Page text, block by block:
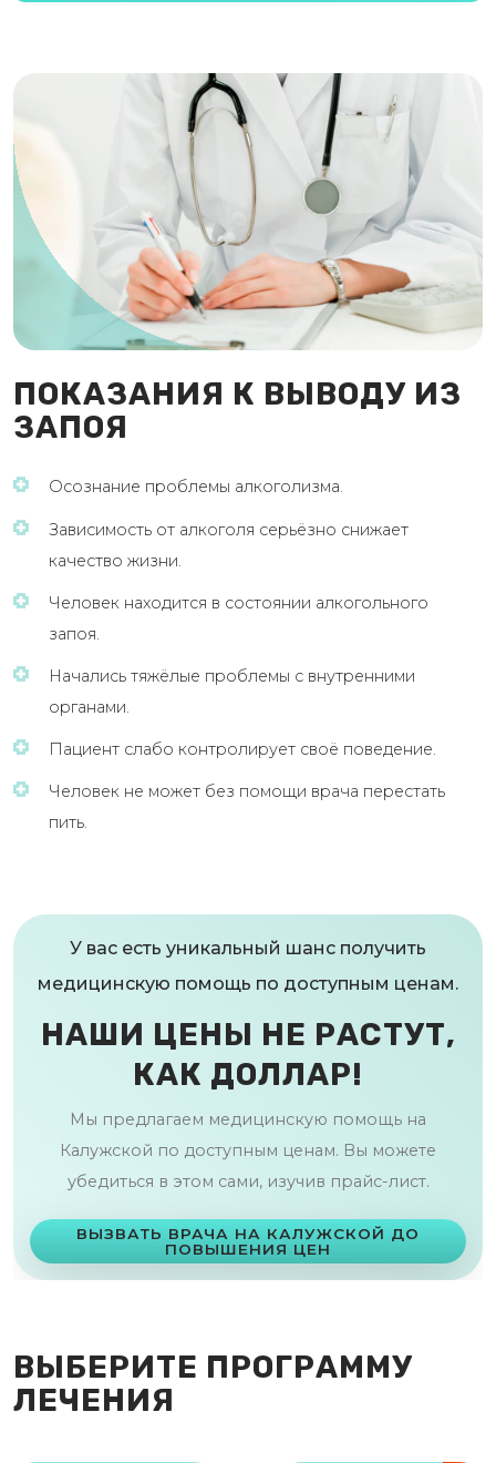
ПОКАЗАНИЯ К ВЫВОДУ ИЗ
ЗАПОЯ
Осознание проблемы алкоголизма.
Зависимость от алкоголя серьёзно снижает
качество жизни.
Человек находится в состоянии алкогольного
запоя.
Начались тяжёлые проблемы с внутренними
органами.
Пациент слабо контролирует своё поведение.
Человек не может без помощи врача перестать
пить.
У вас есть уникальный шанс получить
медицинскую помощь по доступным ценам.
НАШИ ЦЕНЫ НЕ РАСТУТ,
КАК ДОЛЛАР!
Мы предлагаем медицинскую помощь на
Калужской по доступным ценам. Вы можете
убедиться в этом сами, изучив прайс-лист.
ВЫЗВАТЬ ВРАЧА НА КАЛУЖСКОЙ ДО
ПОВЫШЕНИЯ ЦЕН
ВЫБЕРИТЕ ПРОГРАММУ
ЛЕЧЕНИЯ